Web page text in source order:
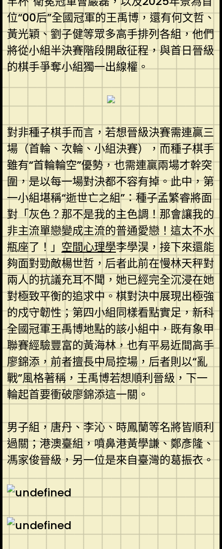
位“00后”全國冠軍的王禹博，還有何文哲、
黃光穎、劉子健等眾多高手排列各組，他們
將從小組半決賽階段開啟征程，與首日晉級
的棋手爭奪小組獨一出線權。
對非種子棋手而言，若想晉級決賽需連贏三
場（首輪、次輪、小組決賽），而種子棋手
雖有“首輪輪空”優勢，也需連贏兩場才幹突
圍，是以每一場對決都不容有掉。此中，第
一小組堪稱“逝世亡之組”：種子孟繁睿將面
對「灰色？那不是我的主色調！那會讓我的
非主流單戀變成主流的普通愛戀！這太不水
瓶座了！」 空間心理學李學淏，接下來還能
夠面對勁敵楊世哲，后者此前在慢林天秤對
兩人的抗議充耳不聞，她已經完全沉浸在她
對極致平衡的追求中。棋對決中展現出極強
的戍守韌性；第四小組同樣看點實足，新科
全國冠軍王禹博地點的該小組中，既有象甲
聯賽經驗豐富的黃海林，也有平易近間高手
廖錦添，前者擅長中局控場，后者則以“亂
戰”風格著稱，王禹博若想順利晉級，下一
輪起首要衝破廖錦添這一關。
男子組，唐丹、李沁、時鳳蘭等名將皆順利
過關；港澳臺組，噴鼻港黃學謙、鄭彥隆、
馮家俊晉級，另一位是來自臺灣的葛振衣。